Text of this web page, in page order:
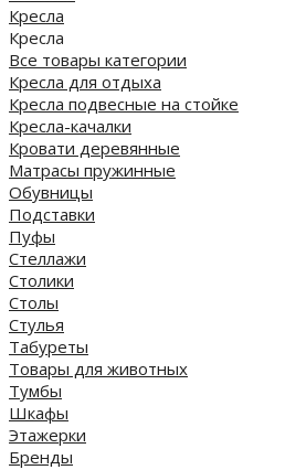
Кресла
Кресла
Все товары категории
Кресла для отдыха
Кресла подвесные на стойке
Кресла-качалки
Кровати деревянные
Матрасы пружинные
Обувницы
Подставки
Пуфы
Стеллажи
Столики
Столы
Стулья
Табуреты
Товары для животных
Тумбы
Шкафы
Этажерки
Бренды